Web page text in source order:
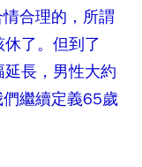
合理的，所謂
了。但到了
長，男性大約
繼續定義65歲